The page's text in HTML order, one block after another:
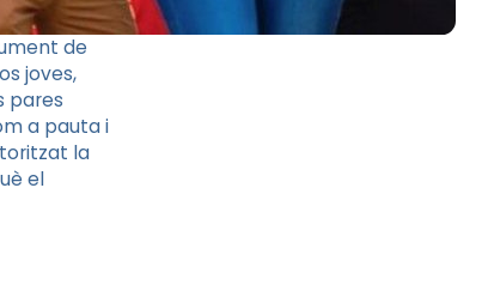
de
joves,
pares
a pauta i
la
el